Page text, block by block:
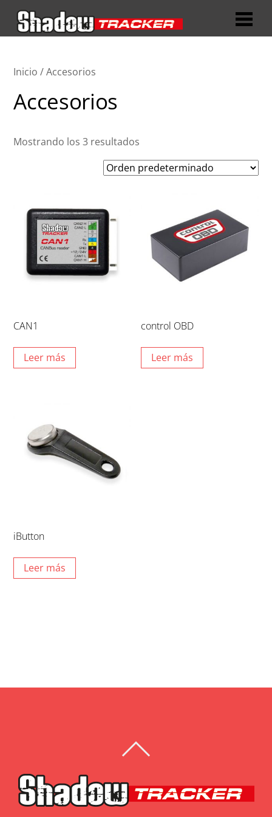
Inicio / Accesorios
Accesorios
Mostrando los 3 resultados
CAN1
Leer más
control OBD
Leer más
iButton
Leer más